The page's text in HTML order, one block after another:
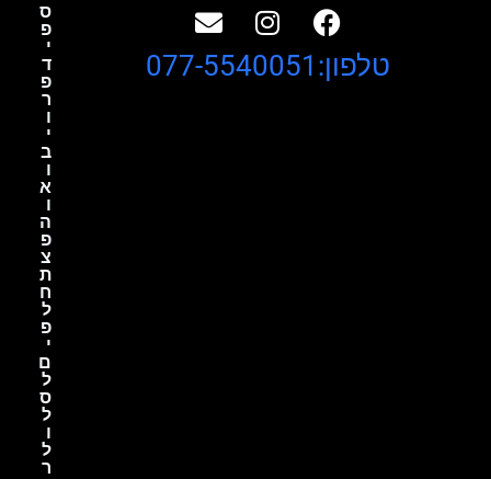
ס
פ
י
ד
פ
ר
ו
י
ב
ו
א
ו
ה
פ
צ
ת
ח
ל
פ
י
ם
ל
ס
ל
ו
ל
ר
טלפון:077-5540051